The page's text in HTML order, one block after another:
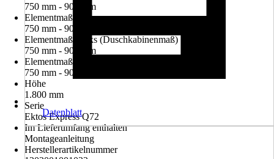
750 mm - 900 mm
Elementmaß
750 mm - 900 mm
Elementmaß Links (Duschkabinenmaß)
750 mm - 900 mm
Elementmaß Rechts (Duschkabinenmaß)
750 mm - 900 mm
Höhe
1.800 mm
Serie
Ektos Express Q72
Im Lieferumfang enthalten
Montageanleitung
Herstellerartikelnummer
Datenblatt